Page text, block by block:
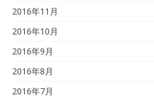
2016年11月
2016年10月
2016年9月
2016年8月
2016年7月